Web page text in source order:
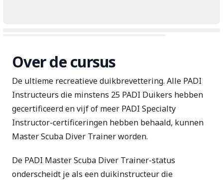
Over de cursus
De ultieme recreatieve duikbrevettering. Alle PADI
Instructeurs die minstens 25 PADI Duikers hebben
gecertificeerd en vijf of meer PADI Specialty
Instructor-certificeringen hebben behaald, kunnen
Master Scuba Diver Trainer worden.
De PADI Master Scuba Diver Trainer-status
onderscheidt je als een duikinstructeur die